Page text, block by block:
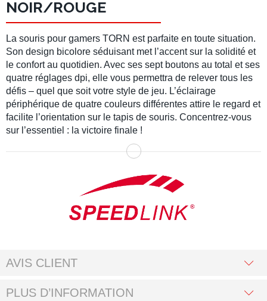
NOIR/ROUGE
La souris pour gamers TORN est parfaite en toute situation.
Son design bicolore séduisant met l’accent sur la solidité et
le confort au quotidien. Avec ses sept boutons au total et ses
quatre réglages dpi, elle vous permettra de relever tous les
défis – quel que soit votre style de jeu. L’éclairage
périphérique de quatre couleurs différentes attire le regard et
facilite l’orientation sur le tapis de souris. Concentrez-vous
sur l’essentiel : la victoire finale !
AVIS CLIENT
PLUS D’INFORMATION